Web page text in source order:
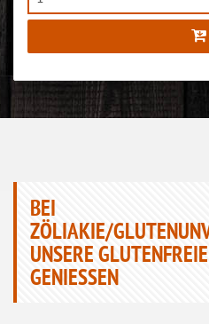
ohne Sellerie
ohne
Sonnenblumen
BEI
ZÖLIAKIE/
UNSERE
GENIESSEN